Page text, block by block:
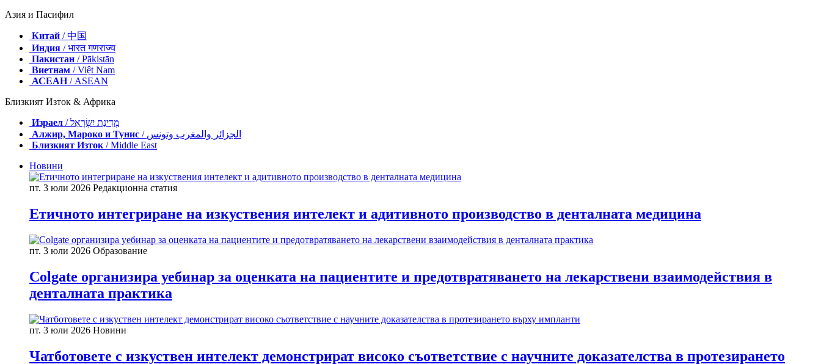
Азия и Пасифил
Китай / 中国
Индия / भारत गणराज्य
Пакистан / Pākistān
Виетнам / Việt Nam
АСЕАН/ ASEAN
Близкият Изток & Африка
Израел
/ מְדִינַת יִשְׂרָאֵל
Алжир, Мароко и Тунис
/ الجزائر والمغرب وتونس
Близкият Изток/ Middle East
Новини
пт. 3 юли 2026 Редакционна статия
Етичното интегриране на изкуствения интелект и адитивното производство в денталната медицина
пт. 3 юли 2026 Образование
Colgate организира уебинар за оценката на пациентите и предотвратяването на лекарствени взаимодействия в
денталната практика
пт. 3 юли 2026 Новини
Чатботовете с изкуствен интелект демонстрират високо съответствие с научните доказателства в протезирането